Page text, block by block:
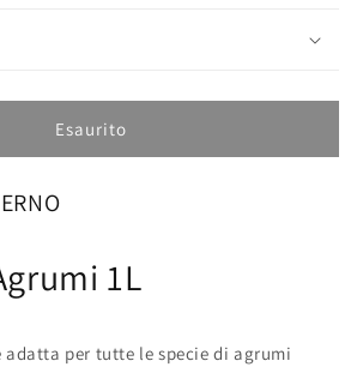
Esaurito
1L
per tutte le specie di agrumi